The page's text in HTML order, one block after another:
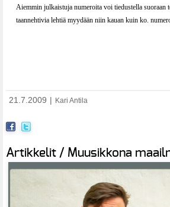
Aiemmin julkaistuja numeroita voi tiedustella suoraan
taannehtivia lehtiä myydään niin kauan kuin ko.
21.7.2009 Kari Antila
Artikkelit / Muusikkona